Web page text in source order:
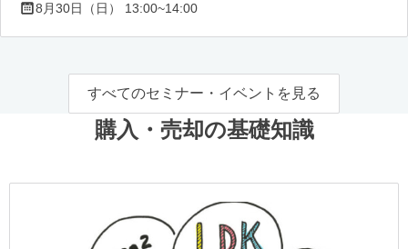
8月30日（日） 13:00~14:00
すべてのセミナー・イベントを見る
購入・売却の基礎知識